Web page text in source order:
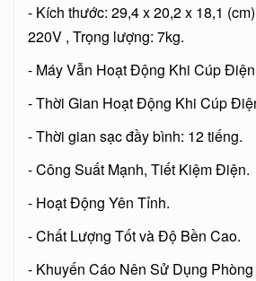
- Kích thước: 29,4 x 20,2 x 18,1
220V , Trọng lượng: 7kg.
- Máy Vẫn Hoạt Động Khi Cúp
- Thời Gian Hoạt Động Khi Cúp
- Thời gian sạc đầy bình: 12 tiếng.
- Công Suất Mạnh, Tiết Kiệm Điện.
- Hoạt Động Yên Tỉnh.
- Chất Lượng Tốt và Độ Bền Cao.
- Khuyến Cáo Nên Sử Dụng